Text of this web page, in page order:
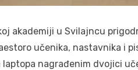
akademiji u Svilajncu
učenika, nastavnika i
nagrađenim dvojici